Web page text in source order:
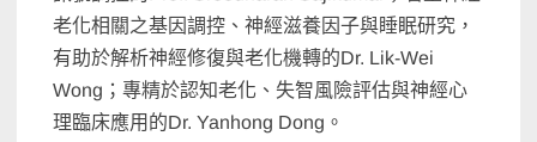
老化相關之基因調控、神經滋養因子與睡眠研究，
有助於解析神經修復與老化機轉的Dr. Lik-Wei
Wong；專精於認知老化、失智風險評估與神經心
理臨床應用的Dr. Yanhong Dong。